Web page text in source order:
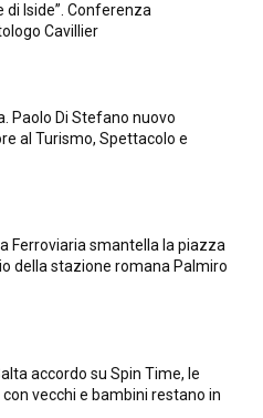
di Iside”. Conferenza
Cavillier
Paolo Di Stefano nuovo
al Turismo, Spettacolo e
Ferroviaria smantella la piazza
della stazione romana Palmiro
accordo su Spin Time, le
vecchi e bambini restano in